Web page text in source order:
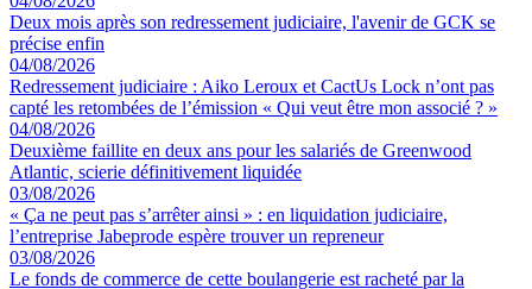
Deux mois après son redressement judiciaire, l'avenir de GCK se
précise enfin
04/08/2026
Redressement judiciaire : Aiko Leroux et CactUs Lock n’ont pas
capté les retombées de l’émission « Qui veut être mon associé ? »
04/08/2026
Deuxième faillite en deux ans pour les salariés de Greenwood
Atlantic, scierie définitivement liquidée
03/08/2026
« Ça ne peut pas s’arrêter ainsi » : en liquidation judiciaire,
l’entreprise Jabeprode espère trouver un repreneur
03/08/2026
Le fonds de commerce de cette boulangerie est racheté par la